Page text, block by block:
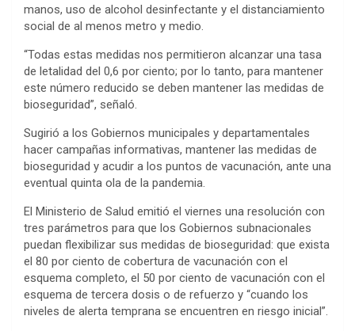
manos, uso de alcohol desinfectante y el distanciamiento
social de al menos metro y medio.
“Todas estas medidas nos permitieron alcanzar una tasa
de letalidad del 0,6 por ciento; por lo tanto, para mantener
este número reducido se deben mantener las medidas de
bioseguridad”, señaló.
Sugirió a los Gobiernos municipales y departamentales
hacer campañas informativas, mantener las medidas de
bioseguridad y acudir a los puntos de vacunación, ante una
eventual quinta ola de la pandemia.
El Ministerio de Salud emitió el viernes una resolución con
tres parámetros para que los Gobiernos subnacionales
puedan flexibilizar sus medidas de bioseguridad: que exista
el 80 por ciento de cobertura de vacunación con el
esquema completo, el 50 por ciento de vacunación con el
esquema de tercera dosis o de refuerzo y “cuando los
niveles de alerta temprana se encuentren en riesgo inicial”.